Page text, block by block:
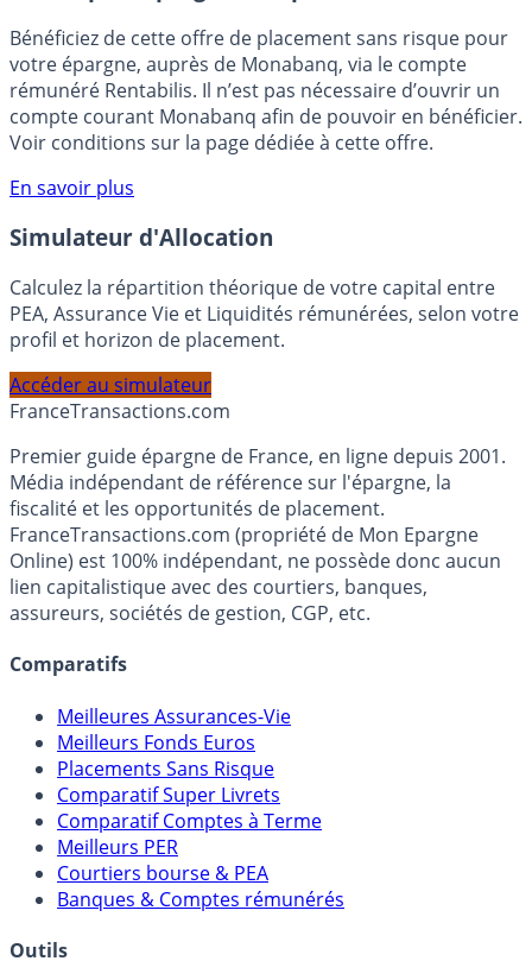
🎁 Bon plan épargne : 3% pendant 6 mois
Bénéficiez de cette offre de placement sans risque pour
votre épargne, auprès de Monabanq, via le compte
rémunéré Rentabilis. Il n’est pas nécessaire d’ouvrir un
compte courant Monabanq afin de pouvoir en bénéficier.
Voir conditions sur la page dédiée à cette offre.
En savoir plus
Simulateur d'Allocation
Calculez la répartition théorique de votre capital entre
profil et horizon de placement.
FranceTransactions.com
Premier guide épargne de France, en ligne depuis 2001.
Média indépendant de référence sur l'épargne, la
fiscalité et les opportunités de placement.
FranceTransactions.com (propriété de Mon Epargne
Online) est 100% indépendant, ne possède donc aucun
assureurs, sociétés de gestion, CGP, etc.
Comparatifs
Meilleures Assurances-Vie
Meilleurs Fonds Euros
Placements Sans Risque
Comparatif Super Livrets
Comparatif Comptes à Terme
Meilleurs PER
Courtiers bourse & PEA
Banques & Comptes rémunérés